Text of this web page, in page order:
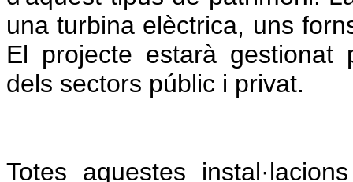
una turbina elèctrica, uns
El projecte estarà gestionat
dels sectors públic i privat.
Totes aquestes